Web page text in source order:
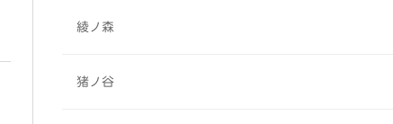
綾ノ森
猪ノ谷